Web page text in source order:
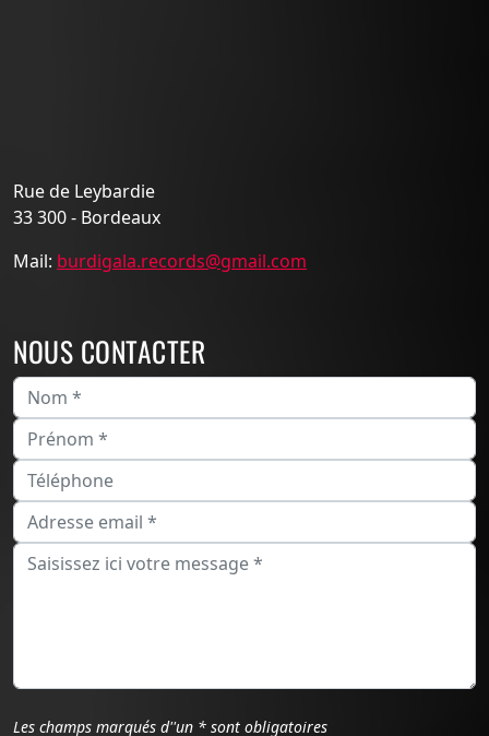
Rue de Leybardie
33 300 - Bordeaux
Mail: burdigala.records@gmail.com
NOUS CONTACTER
Les champs marqués d''un * sont obligatoires